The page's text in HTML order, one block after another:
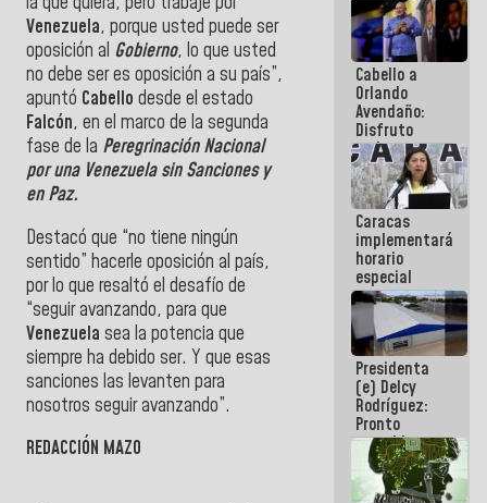
Venezuela, porque usted puede ser
oposición al Gobierno, lo que usted
no debe ser es oposición a su país”,
apuntó Cabello desde el estado
Falcón, en el marco de la segunda
fase de la Peregrinación Nacional
por una Venezuela sin Sanciones y
en Paz.
Destacó que “no tiene ningún
sentido” hacerle oposición al país,
por lo que resaltó el desafío de
“seguir avanzando, para que
Venezuela sea la potencia que
siempre ha debido ser. Y que esas
sanciones las levanten para
nosotros seguir avanzando”.
REDACCIÓN MAZO
Cabello a
Orlando
Avendaño:
Disfruto
cada vez
que escribes
porque lo
que haces
es
embarrarla
Caracas
implementará
horario
especial
para
adaptarse
al plan de
ahorro
energético
Presidenta
(e) Delcy
Rodríguez:
Pronto
restableceremos
las
operaciones